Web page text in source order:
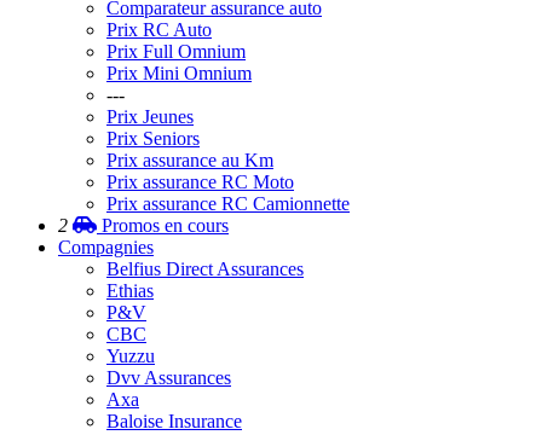
Comparateur assurance auto
Prix RC Auto
Prix Full Omnium
Prix Mini Omnium
---
Prix Jeunes
Prix Seniors
Prix assurance au Km
Prix assurance RC Moto
Prix assurance RC Camionnette
2
Promos en cours
Compagnies
Belfius Direct Assurances
Ethias
P&V
CBC
Yuzzu
Dvv Assurances
Axa
Baloise Insurance